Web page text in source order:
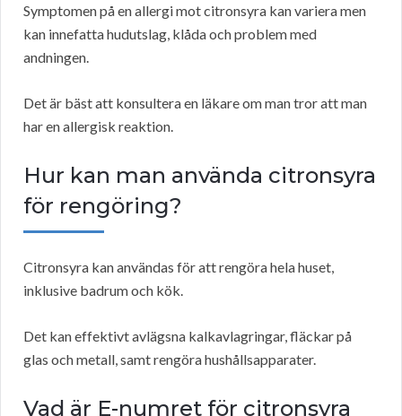
Symptomen på en allergi mot citronsyra kan variera men
kan innefatta hudutslag, klåda och problem med
andningen.
Det är bäst att konsultera en läkare om man tror att man
har en allergisk reaktion.
Hur kan man använda citronsyra
för rengöring?
Citronsyra kan användas för att rengöra hela huset,
inklusive badrum och kök.
Det kan effektivt avlägsna kalkavlagringar, fläckar på
glas och metall, samt rengöra hushållsapparater.
Vad är E-numret för citronsyra